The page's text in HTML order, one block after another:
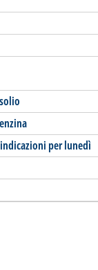
per lunedì